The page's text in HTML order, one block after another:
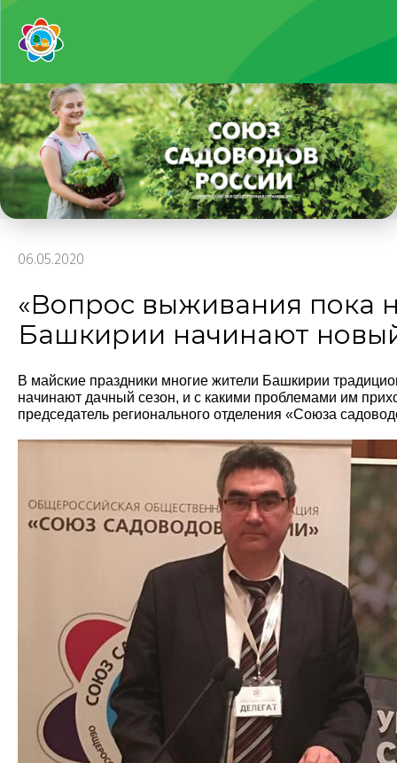
06.05.2020
«Вопрос выживания пока
Башкирии начинают
В майские праздники многие жители Башкирии
начинают дачный сезон, и с какими проблемами им
председатель регионального отделения «Союза